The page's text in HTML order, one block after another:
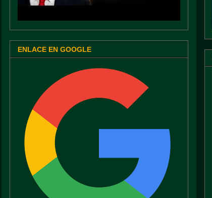
ENLACE EN GOOGLE